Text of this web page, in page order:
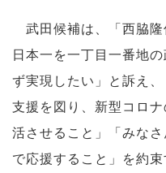
武田候補は、「西脇
日本一を一丁目一番地
ず実現したい」と訴え
支援を図り、新型コロ
活させること」「みな
で応援すること」を約